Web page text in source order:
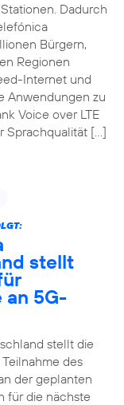
Dadurch
Bürgern,
Regionen
Internet und
Anwendungen zu
Voice over LTE
Sprachqualität […]
stellt
an 5G-
stellt die
des
der geplanten
für die nächste